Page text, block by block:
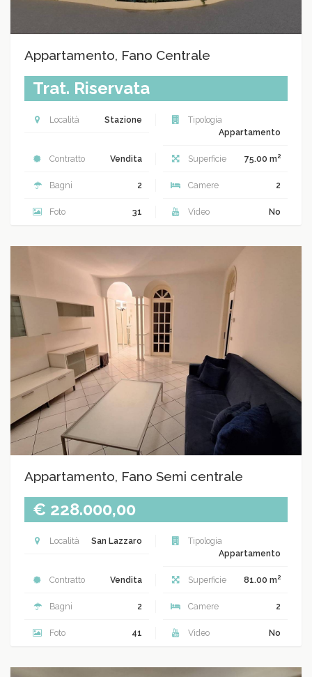
Appartamento, Fano Centrale
Trat. Riservata
Località Stazione
Tipologia
Appartamento
Contratto Vendita Superficie 75.00 m2
Bagni 2 Camere 2
Foto 31 Video No
Appartamento, Fano Semi centrale
€ 228.000,00
Località San Lazzaro
Tipologia
Appartamento
Contratto Vendita Superficie 81.00 m2
Bagni 2 Camere 2
Foto 41 Video No